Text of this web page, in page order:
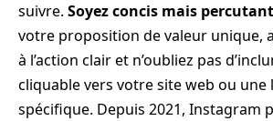
suivre. Soyez concis mais percutant
votre proposition de valeur unique,
à l’action clair et n’oubliez pas
cliquable vers votre site web ou une
spécifique. Depuis 2021, Instagram